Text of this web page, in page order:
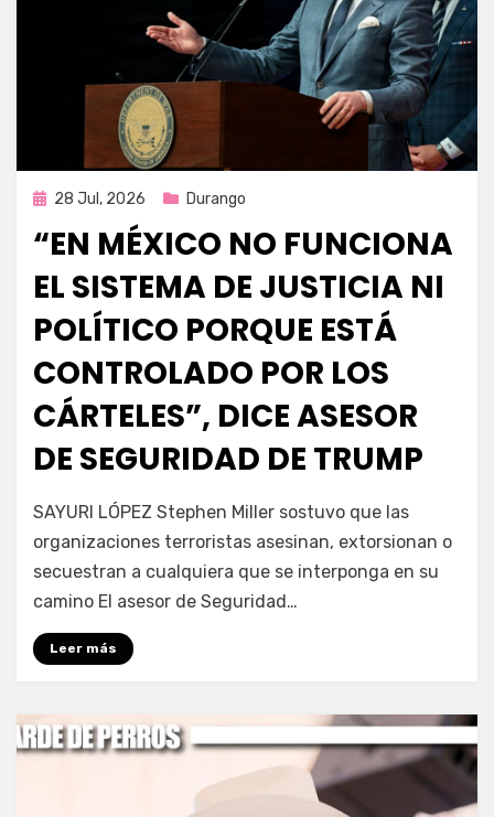
Publicada
28 Jul, 2026 Durango
“EN MÉXICO NO FUNCIONA
EL SISTEMA DE JUSTICIA NI
POLÍTICO PORQUE ESTÁ
CONTROLADO POR LOS
CÁRTELES”, DICE ASESOR
DE SEGURIDAD DE TRUMP
porFernando Miranda Servín
SAYURI LÓPEZ Stephen Miller sostuvo que las
organizaciones terroristas asesinan, extorsionan o
secuestran a cualquiera que se interponga en su
camino El asesor de Seguridad…
Leer más